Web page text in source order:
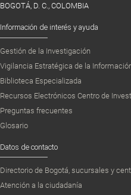
BOGOTÁ, D. C., COLOMBIA
Información de interés y ayuda
Gestión de la Investigación
Vigilancia Estratégica de la
Biblioteca Especializada
Recursos Electrónicos Centro de
Preguntas frecuentes
Glosario
Datos de contacto
Directorio de Bogotá, sucursales y
Atención a la ciudadanía